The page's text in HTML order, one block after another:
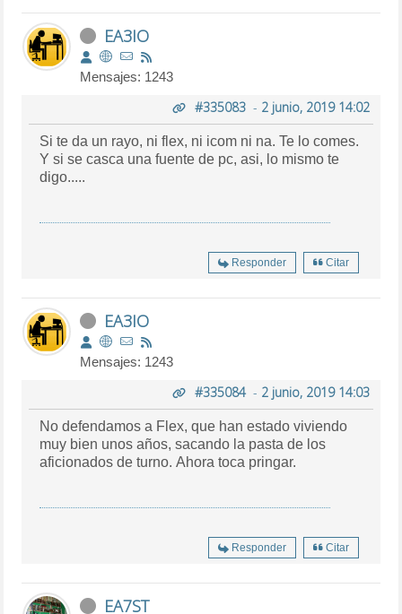
EA3IO
Mensajes: 1243
#335083- 2 junio, 2019 14:02
Si te da un rayo, ni flex, ni icom ni na. Te lo comes.
Y si se casca una fuente de pc, asi, lo mismo te
digo.....
Responder Citar
EA3IO
Mensajes: 1243
#335084- 2 junio, 2019 14:03
No defendamos a Flex, que han estado viviendo
muy bien unos años, sacando la pasta de los
aficionados de turno. Ahora toca pringar.
Responder Citar
EA7ST